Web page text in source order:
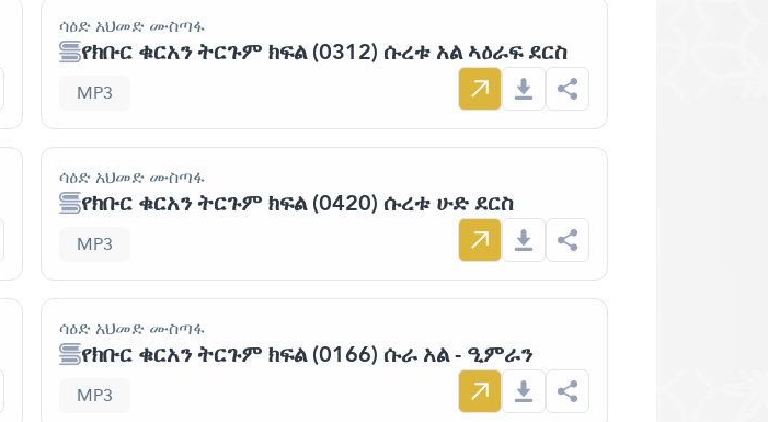
ሳዕድ አህመድ ሙስጣፋ
የክቡር ቁርአን ትርጉም ክፍል (0312) ሱረቱ አል ኣዕራፍ ደርስ
MP3
ሳዕድ አህመድ ሙስጣፋ
የክቡር ቁርአን ትርጉም ክፍል (0420) ሱረቱ ሁድ ደርስ
MP3
ሳዕድ አህመድ ሙስጣፋ
የክቡር ቁርአን ትርጉም ክፍል (0166) ሱራ አል - ዒምራን
MP3